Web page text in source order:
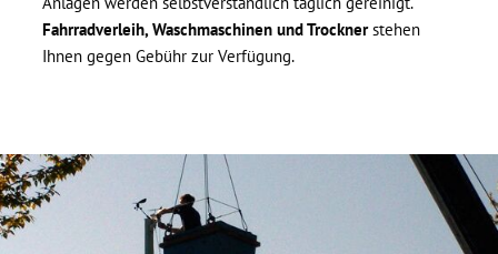
Fahrradverleih, Waschmaschinen und Trocknerstehen
Ihnen gegen Gebühr zur Verfügung.